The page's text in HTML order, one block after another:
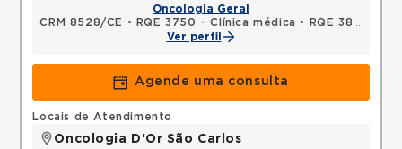
Oncologia Geral
CRM 8528/CE
• RQE 3750 - Clínica médica •
RQE 3821 - Oncologia clínica
Ver perfil
Agende uma consulta
Locais de Atendimento
Oncologia D'Or São Carlos